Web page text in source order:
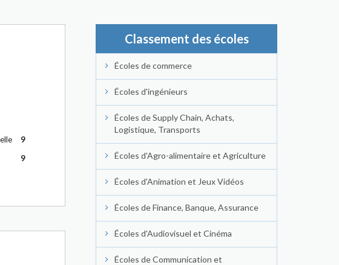
9
9
Classement des écoles
Écoles de commerce
Écoles d'ingénieurs
Écoles de Supply Chain, Achats,
Logistique, Transports
Écoles d'Agro-alimentaire et Agriculture
Écoles d'Animation et Jeux Vidéos
Écoles de Finance, Banque, Assurance
Écoles d'Audiovisuel et Cinéma
Écoles de Communication et